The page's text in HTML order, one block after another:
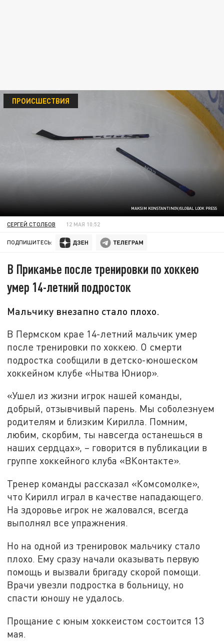
MAKSIM KONSTANTINOV/GLOBAL LOOK PRESS
ПРОИСШЕСТВИЯ
СЕРГЕЙ СТОЛБОВ 12 МАЯ 10:52
ПОДПИШИТЕСЬ:
В Прикамье после тренировки по хоккею
умер 14-летний подросток
Мальчику внезапно стало плохо.
В Пермском крае 14-летний мальчик умер
после тренировки по хоккею. О смерти
подростка сообщили в детско-юношеском
хоккейном клубе «Нытва Юниор».
«Ушел из жизни игрок нашей команды,
добрый, отзывчивый парень. Мы соболезнуем
родителям и близким Кирилла. Помним,
любим, скорбим, ты навсегда останешься в
наших сердцах», – говорится в публикации в
группе хоккейного клуба «ВКонтакте».
Тренер команды рассказал «Комсомолке»,
что Кирилл играл в качестве нападающего.
На здоровье игрок не жаловался, всегда
выполнял все упражнения.
Но на одной из тренировок мальчику стало
плохо. Ему сразу начали оказывать первую
помощь и вызвали бригаду скорой помощи.
Врачи увезли подростка в больницу, но
спасти юношу не удалось.
Прощание с юным хоккеистом состоится 13
мая.